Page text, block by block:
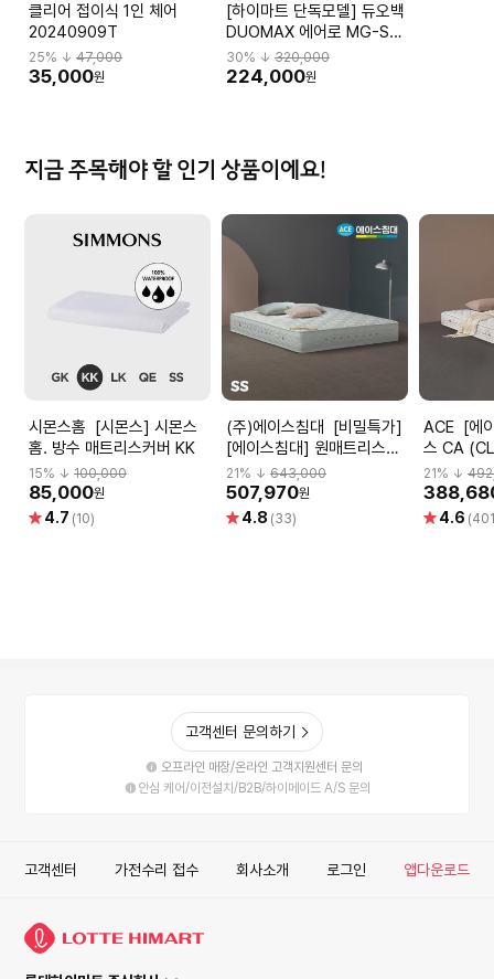
클리어 접이식 1인 체어
20240909T
25% ↓ 47,000
35,000원
[하이마트 단독모델] 듀오백
DUOMAX 에어로 MG-S-
L2 DBBMGHL3NMBN-
M59BK
30% ↓320,000
224,000원
지금 주목해야 할 인기 상품이에요!
시몬스홈 [시몬스] 시몬스
홈. 방수 매트리스커버 KK
15% ↓ 100,000
85,000원
별 4.7 (10)
(주)에이스침대 [비밀특가]
[에이스침대] 원매트리스
CA2(CLUB ACE2)/SS(슈
퍼싱글사이즈)
21 % ↓643,000
507,970원
별 4.8 (33)
ACE [에이스침대]원매트리
스 CA
21 % ↓
별 4.6
고객센터 문의하기
오프라인 매장/온라인 고객지원센터 문의
안심 케어/이전설치/B2B/하이메이드 A/S 문의
고객센터 가전수리 접수 회사소개 로그인 앱다운로드